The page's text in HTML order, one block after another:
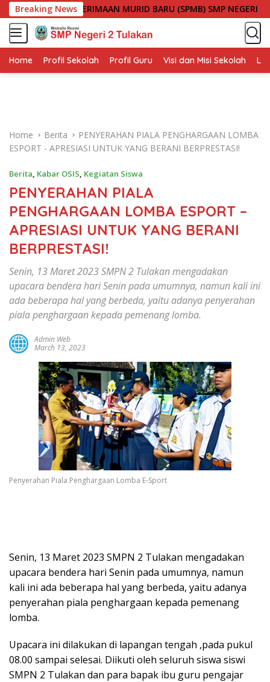
k
p
o
Breaking News
PENERIMAAN MURID BARU (SPMB) SMP NEGERI 2
Home Profil Sekolah Profil Guru Visi dan Misi Sekolah
Home Berita
PENYERAHAN PIALA PENGHARGAAN LOMBA
ESPORT - APRESIASI UNTUK YANG BERANI BERPRESTASI!
Berita, Kabar OSIS, Kegiatan Siswa
PENYERAHAN PIALA
PENGHARGAAN LOMBA ESPORT –
APRESIASI UNTUK YANG BERANI
BERPRESTASI!
Senin, 13 Maret 2023 SMPN 2 Tulakan mengadakan
upacara bendera hari Senin pada umumnya, namun kali ini
ada beberapa hal yang berbeda, yaitu adanya penyerahan
piala penghargaan kepada pemenang lomba.
Admin Web
March 13, 2023
Penyerahan Piala Penghargaan Lomba E-Sport
Senin, 13 Maret 2023 SMPN 2 Tulakan mengadakan
upacara bendera hari Senin pada umumnya, namun
kali ini ada beberapa hal yang berbeda, yaitu adanya
penyerahan piala penghargaan kepada pemenang
lomba.
Upacara ini dilakukan di lapangan tengah ,pada pukul
08.00 sampai selesai. Diikuti oleh seluruh siswa siswi
SMPN 2 Tulakan dan para bapak ibu guru pengajar